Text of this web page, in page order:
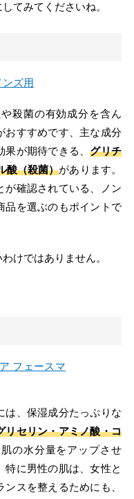
てみてくださいね。
殺菌の有効成分を含ん
おすすめです、主な成分
果が期待できる、グリチ
酸（殺菌）があります。
が確認されている、ノン
を選ぶのもポイントで
けではありません。
は、保湿成分たっぷりな
リセリン・アミノ酸・コ
の水分量をアップさせ
に男性の肌は、女性と
スを整えるためにも、